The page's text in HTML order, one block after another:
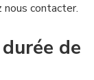
contacter.
de